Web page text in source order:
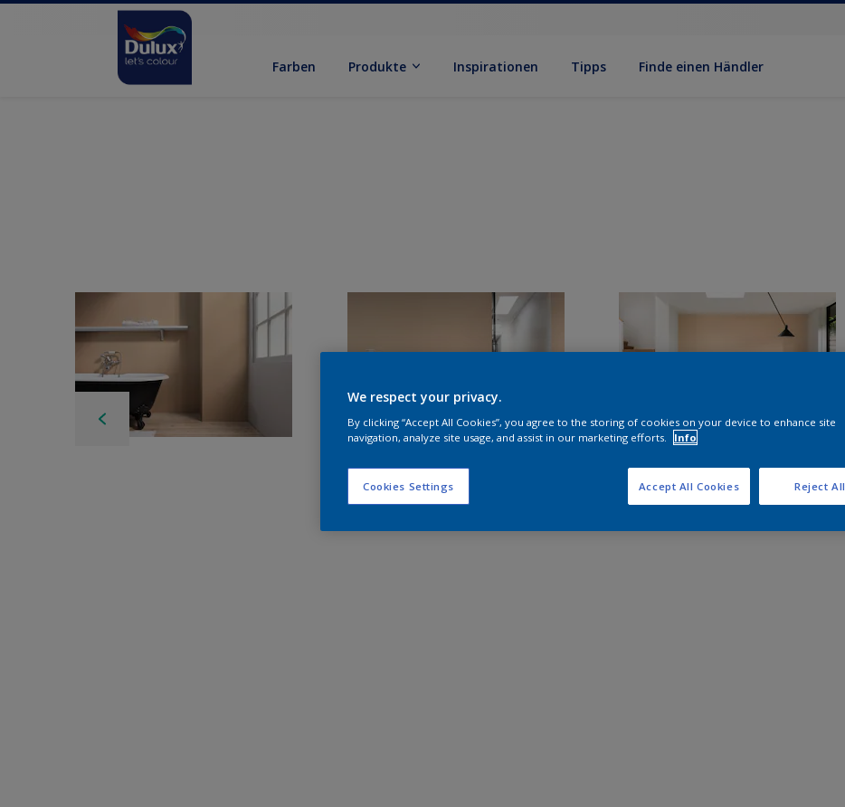
Farben Produkte Inspirationen Tipps Finde einen Händler
We respect your privacy.
By clicking “Accept All Cookies”, you agree to the storing of cookies on your device to enhance site
navigation, analyze site usage, and assist in our marketing efforts.
Info
Cookies Settings Reject All
Accept All Cookies